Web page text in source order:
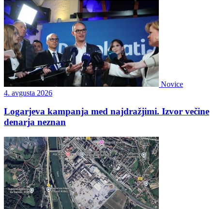
Novice
4. avgusta 2026
Logarjeva kampanja med najdražjimi. Izvor večine
denarja neznan